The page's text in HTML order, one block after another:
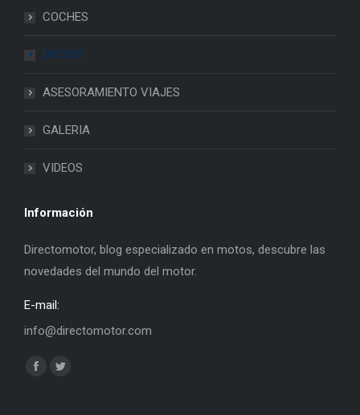
COCHES
MOTOS
ASESORAMIENTO VIAJES
GALERIA
VIDEOS
Información
Directomotor, blog especializado en motos, descubre las
novedades del mundo del motor.
E-mail:
info@directomotor.com
Find us on:
Facebook
Twitter